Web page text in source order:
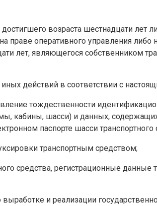
возраста шестнадцати лет
оперативного управления либо
лет, являющегося собственником
иных действий в соответствии с
тождественности
кабины, шасси) и данных,
паспорте шасси транспортного
транспортным средством;
средства, регистрационные данные
и реализации